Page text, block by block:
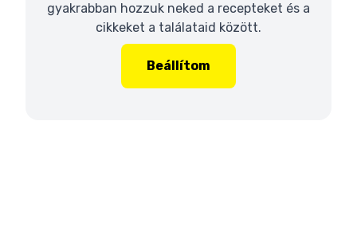
gyakrabban hozzuk neked a recepteket és a
cikkeket a találataid között.
Beállítom